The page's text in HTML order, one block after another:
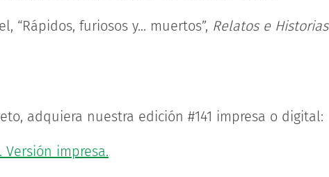
“Rápidos, furiosos y... muertos”, Relatos e Historias
adquiera nuestra edición #141 impresa o digital:
Versión impresa.